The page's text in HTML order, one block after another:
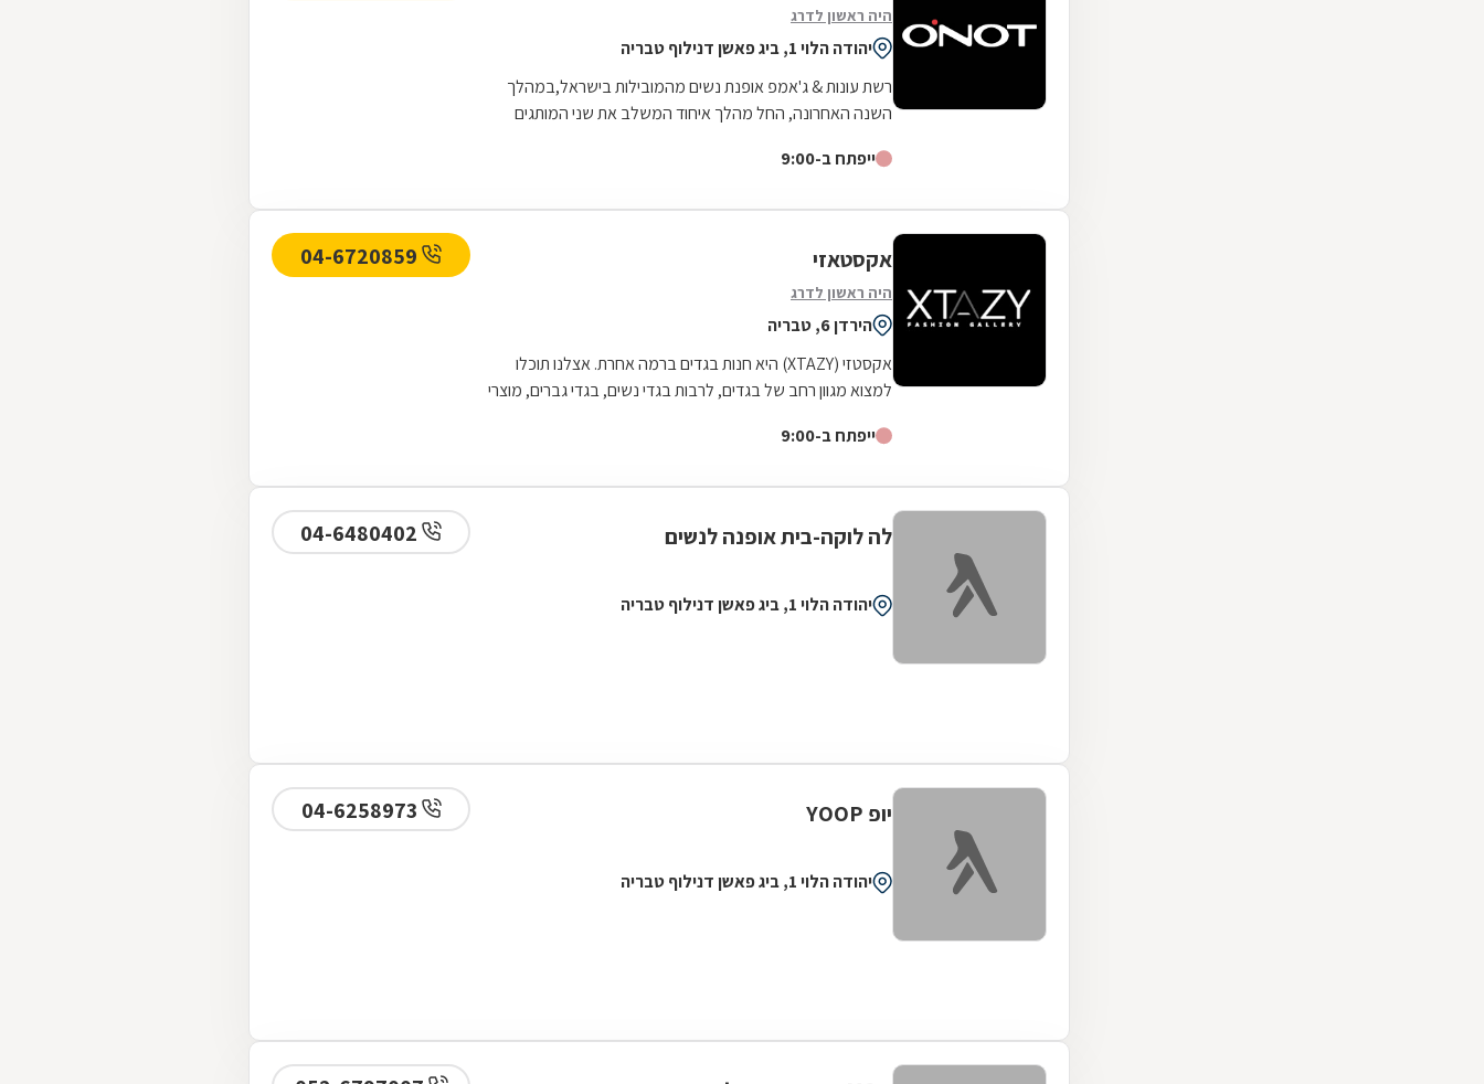
היה ראשון לדרג
יהודה הלוי 1, ביג פאשן דנילוף טבריה
רשת עונות & ג'אמפ אופנת נשים מהמובילות בישראל,במהלך
השנה האחרונה, החל מהלך איחוד המשלב את שני המותגים
ייפתח ב-9:00
אקסטאזי
היה ראשון לדרג
הירדן 6, טבריה
אקסטזי (XTAZY) היא חנות בגדים ברמה אחרת. אצלנו תוכלו
למצוא מגוון רחב של בגדים, לרבות בגדי נשים, בגדי גברים, מוצרי
ייפתח ב-9:00
לה לוקה-בית אופנה לנשים
יהודה הלוי 1, ביג פאשן דנילוף טבריה
יופ YOOP
יהודה הלוי 1, ביג פאשן דנילוף טבריה